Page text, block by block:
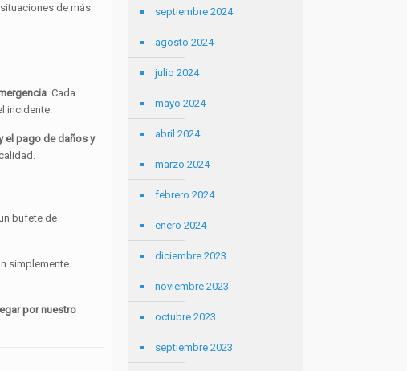
situaciones de más
. Cada
incidente.
el pago de daños y
bufete de
simplemente
por nuestro
septiembre 2024
agosto 2024
julio 2024
mayo 2024
abril 2024
marzo 2024
febrero 2024
enero 2024
diciembre 2023
noviembre 2023
octubre 2023
septiembre 2023